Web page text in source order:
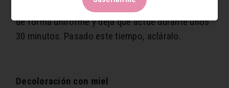
enfriar. Cuando esté tibio, aplícalo en el cabello
de forma uniforme y deja que actúe durante unos
30 minutos. Pasado este tiempo, acláralo.
Decoloración con miel